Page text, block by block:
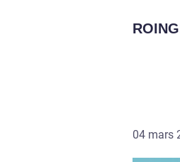
04 mars